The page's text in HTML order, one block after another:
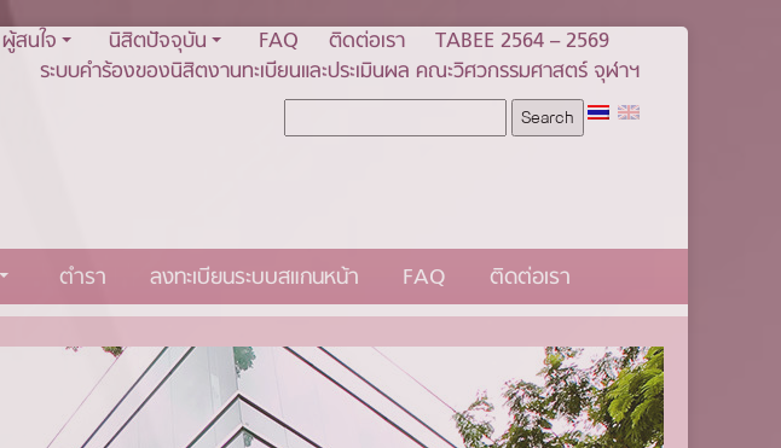
ผู้สนใจ นิสิตปัจจุบัน FAQ ติดต่อเรา
TABEE 2564 – 2569
ระบบคำร้องของนิสิตงานทะเบียนและประเมินผล คณะวิศวกรรมศาสตร์ จุฬาฯ
ตำรา ลงทะเบียนระบบสแกนหน้า FAQ ติดต่อเรา